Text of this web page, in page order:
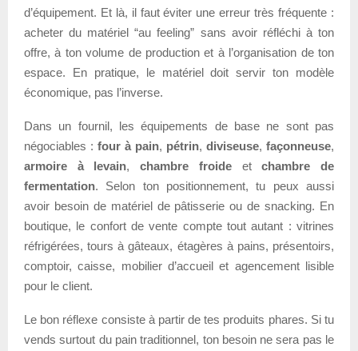
d’équipement. Et là, il faut éviter une erreur très fréquente :
acheter du matériel “au feeling” sans avoir réfléchi à ton
offre, à ton volume de production et à l’organisation de ton
espace. En pratique, le matériel doit servir ton modèle
économique, pas l’inverse.
Dans un fournil, les équipements de base ne sont pas
négociables : four à pain, pétrin, diviseuse, façonneuse,
armoire à levain,chambre froideetchambre de
fermentation. Selon ton positionnement, tu peux aussi
avoir besoin de matériel de pâtisserie ou de snacking. En
boutique, le confort de vente compte tout autant : vitrines
réfrigérées, tours à gâteaux, étagères à pains, présentoirs,
comptoir, caisse, mobilier d’accueil et agencement lisible
pour le client.
Le bon réflexe consiste à partir de tes produits phares. Si tu
vends surtout du pain traditionnel, ton besoin ne sera pas le